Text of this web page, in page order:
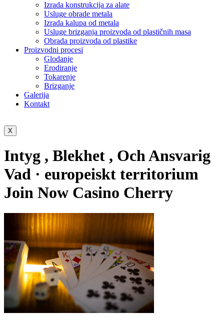
Izrada konstrukcija za alate
Usluge obrade metala
Izrada kalupa od metala
Usluge brizganja proizvoda od plastičnih masa
Obrada proizvoda od plastike
Proizvodni procesi
Glodanje
Erodiranje
Tokarenje
Brizganje
Galerija
Kontakt
X
Intyg , Blekhet , Och Ansvarig
Vad · europeiskt territorium
Join Now Casino Cherry